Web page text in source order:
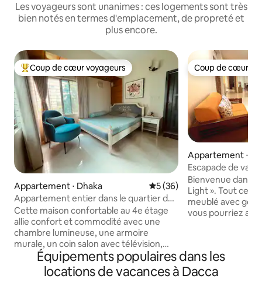
Les voyageurs sont unanimes : ces logements sont très
bien notés en termes d'emplacement, de propreté et
plus encore.
Coups de cœur voyageurs les plus appréciés
Coup de cœur voyageurs
Appartement ⋅ Dhaka Évaluation moyenne sur la
5 (36)
Appartement entier dans le quartier de
Gulshan-1
Cette maison confortable au 4e étage
allie confort et commodité avec une
chambre lumineuse, une armoire
murale, un coin salon avec télévision,
une salle de prière, un poste de travail et
un coin repas. La cuisine comprend un
réfrigérateur, un four et un filtre à eau
Coup de cœur
Coup de cœur
Appartement ⋅
Escapade de
Bashundhara
Bienvenue dans
Light ». Tout cet
meublé avec
vous pourriez
bains pour une
entièrement
les ustensiles de
Équipements populaires dans les
locations de vacances à Dacca